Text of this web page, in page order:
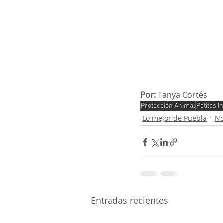
Por: Tanya Cortés
Protección Animal Patitas
Lo mejor de Puebla
Entradas recientes